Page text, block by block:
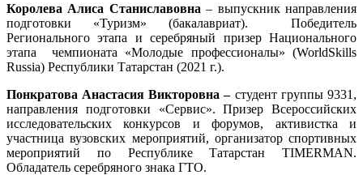
Королева Алиса Станиславовна – выпускник направления
подготовки «Туризм» (бакалавриат). Победитель
Регионального этапа и серебряный призер Национального
этапа чемпионата «Молодые профессионалы» (WorldSkills
Russia) Республики Татарстан (2021 г.).
Понкратова Анастасия Викторовна – студент группы 9331,
направления подготовки «Сервис». Призер Всероссийских
исследовательских конкурсов и форумов, активистка и
участница вузовских мероприятий, организатор спортивных
мероприятий по Республике Татарстан TIMERMAN.
Обладатель серебряного знака ГТО.